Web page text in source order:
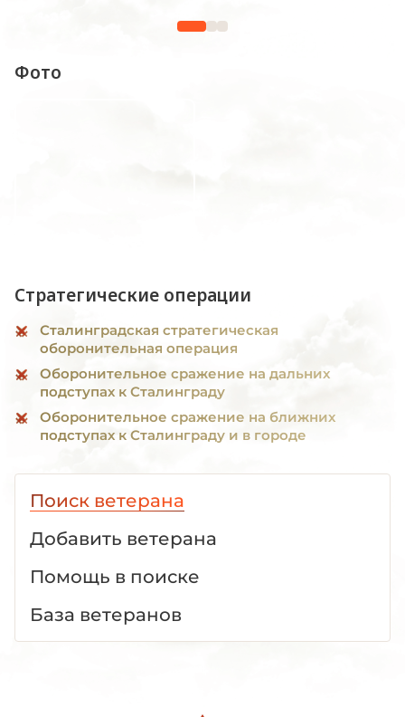
Фото
Стратегические операции
Сталинградская стратегическая
оборонительная операция
Оборонительное сражение на дальних
подступах к Сталинграду
Оборонительное сражение на ближних
подступах к Сталинграду и в городе
Поиск ветерана
Добавить ветерана
Помощь в поиске
База ветеранов